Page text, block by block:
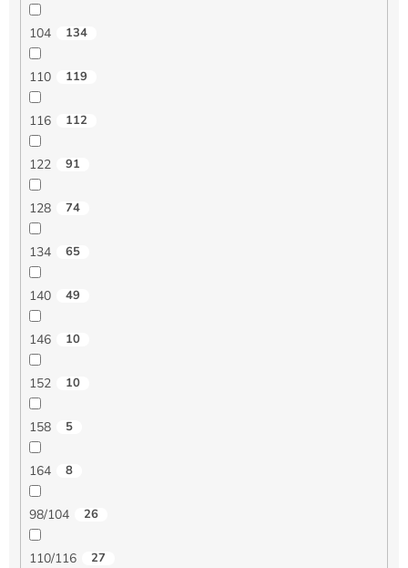
104 134
110 119
116 112
122 91
128 74
134 65
140 49
146 10
152 10
158 5
164 8
98/104 26
110/116 27